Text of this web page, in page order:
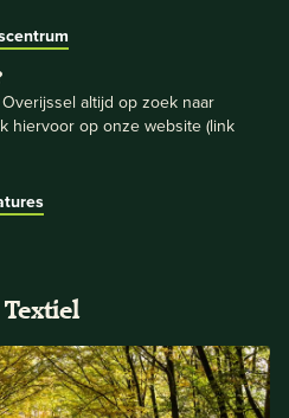
altijd op zoek naar
hiervoor op onze website (link